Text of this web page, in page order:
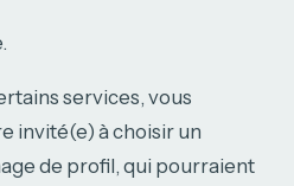
services, vous
invité(e) à choisir un
de profil, qui pourraient